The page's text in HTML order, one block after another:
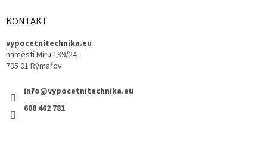
KONTAKT
vypocetnitechnika.eu
náměstí Míru 199/24
795 01 Rýmařov
info@vypocetnitechnika.eu
608 462 781